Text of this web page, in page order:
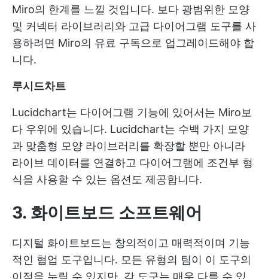
Miro의 한계를 느낄 것입니다. 보다 광범위한 모양
및 커넥터 라이브러리와 고급 다이어그램 도구를 사
용하려면 Miro의 유료 구독으로 업그레이드해야 합
니다.
루시드차트
Lucidchart는 다이어그램 기능에 있어서는 Miro보
다 우위에 있습니다. Lucidchart는 수백 가지 모양
과 맞춤형 모양 라이브러리를 확장할 뿐만 아니라
라이브 데이터를 연결하고 다이어그램에 조건부 형
식을 사용할 수 있는 옵션도 제공합니다.
3. 화이트보드 소프트웨어
디지털 화이트보드는 창의적이고 매력적이며 기능
적인 협업 도구입니다. 모든 유형의 팀이 이 도구의